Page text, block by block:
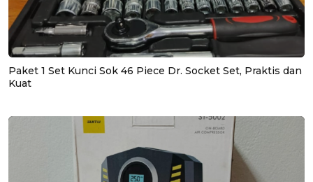
Paket 1 Set Kunci Sok 46 Piece Dr. Socket Set, Praktis dan
Kuat